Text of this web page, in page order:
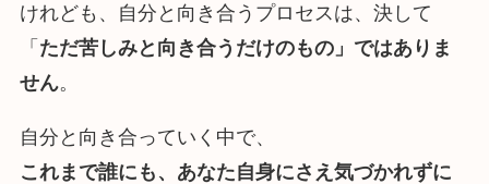
けれども、自分と向き合うプロセスは、決して
「 ただ苦しみと向き合うだけのもの」ではありま
せん。
自分と向き合っていく中で、
これまで誰にも、あなた自身にさえ気づかれずに